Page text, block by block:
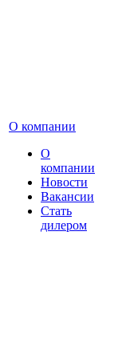
О компании
О
компании
Новости
Вакансии
Стать
дилером